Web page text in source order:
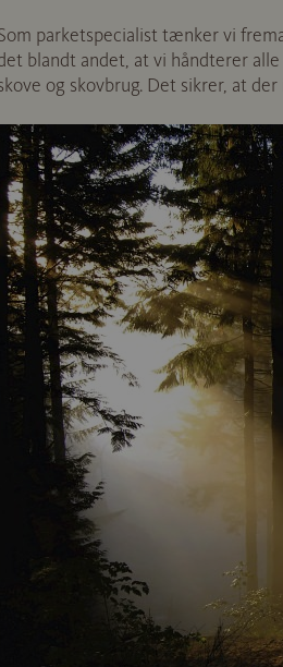
parketspecialist tænker vi
blandt andet, at vi håndterer
og skovbrug. Det sikrer, at